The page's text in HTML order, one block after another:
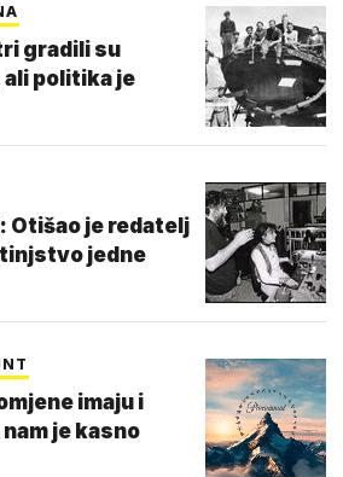
gradili su
politika je
Otišao je redatelj
jedne
imaju i
je kasno